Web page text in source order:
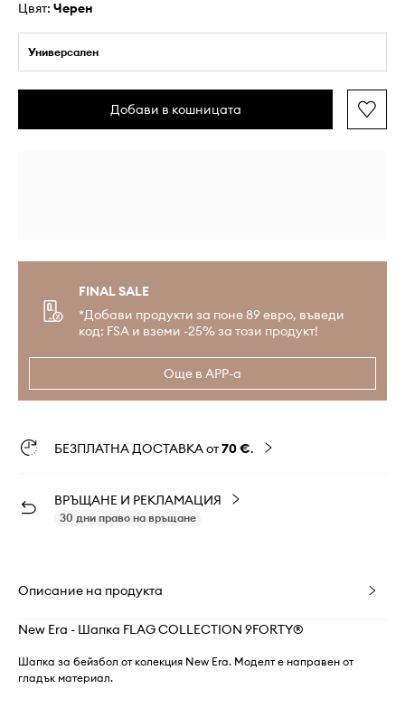
Цвят: черен
Универсален
Добави в кошницата
FINAL SALE
*Добави продукти за поне 89 евро, въведи
код: FSA и вземи -25% за този продукт!
Още в APP-а
БЕЗПЛАТНА ДОСТАВКА от70 €.
ВРЪЩАНЕ И РЕКЛАМАЦИЯ
30 дни право на връщане
Описание на продукта
New Era - Шапка FLAG COLLECTION 9FORTY®
Шапка за бейзбол от колекция New Era. Моделт е направен от
гладък материал.